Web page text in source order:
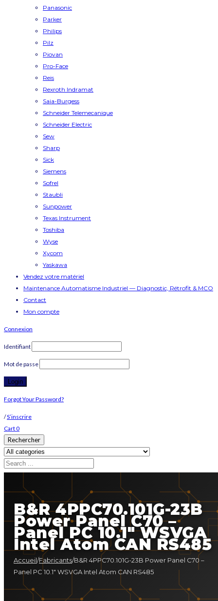
Panasonic
Parker
Philips
Pilz
Piovan
Pro-Face
Reis
Rexroth Indramat
Saia-Burgess
Schneider Telemecanique
Schneider Electric
Sew
Sharp
Sick
Siemens
Sofrel
Staubli
Sunpower
Texas Instrument
Toshiba
Wyse
Xycom
Yaskawa
Vendez votre matériel
Maintenance Automatisme Industriel — Diagnostic, Rétrofit & MCO
Contact
Mon compte
Connexion
Identifiant
Mot de passe
Forgot Your Password?
/S’inscrire
Cart0
Rechercher
B&R 4PPC70.101G-23B
Power Panel C70 –
Panel PC 10.1″ WSVGA
Intel Atom CAN RS485
Accueil/Fabricants/B&R 4PPC70.101G-23B Power Panel C70 –
Panel PC 10.1″ WSVGA Intel Atom CAN RS485